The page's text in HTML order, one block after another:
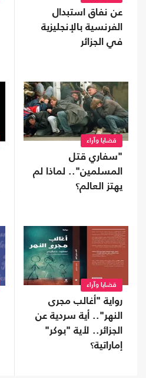
عن نفاق استبدال
الفرنسية بالإنجليزية
في الجزائر
قضايا وآراء
"سفاري قتل
المسلمين".. لماذا لم
يهتز العالم؟
قضايا وآراء
رواية "أغالب مجرى
النهر".. أية سردية عن
الجزائر.. لأية "بوكر"
إماراتية؟